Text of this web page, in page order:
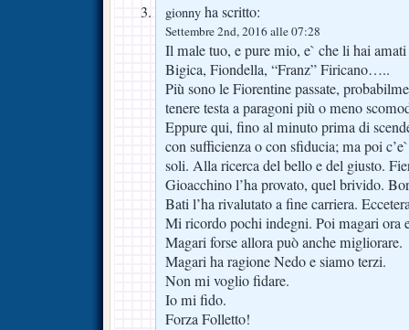
gionny ha scritto:
Settembre 2nd, 2016 alle 07:28
Il male tuo, e pure mio, e` che li hai
Bigica, Fiondella, “Franz” Firicano…..
Più sono le Fiorentine passate,
tenere testa a paragoni più o meno
Eppure qui, fino al minuto prima di
con sufficienza o con sfiducia; ma poi
soli. Alla ricerca del bello e del giusto.
Gioacchino l’ha provato, quel brivido.
Bati l’ha rivalutato a fine carriera.
Mi ricordo pochi indegni. Poi magari ora
Magari forse allora può anche migliorare.
Magari ha ragione Nedo e siamo terzi.
Non mi voglio fidare.
Io mi fido.
Forza Folletto!